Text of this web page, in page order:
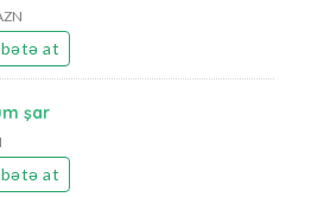
at
şar
at